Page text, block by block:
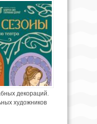
декораций.
художников